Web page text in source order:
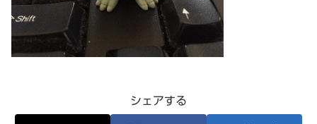
シェアする